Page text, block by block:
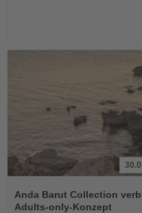
Sie
die
Anda Barut Collection
Adults-only-Konzept